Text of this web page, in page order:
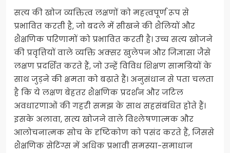
सत्य की खोज व्यक्तित्व लक्षणों को महत्वपूर्ण रूप से
प्रभावित करती है, जो बदले में सीखने की शैलियों और
शैक्षणिक परिणामों को प्रभावित करती है। उच्च सत्य खोजने
की प्रवृत्तियों वाले व्यक्ति अक्सर खुलेपन और जिज्ञासा जैसे
लक्षण प्रदर्शित करते हैं, जो उन्हें विविध शिक्षण सामग्रियों के
साथ जुड़ने की क्षमता को बढ़ाते हैं। अनुसंधान से पता चलता
है कि ये लक्षण बेहतर शैक्षणिक प्रदर्शन और जटिल
अवधारणाओं की गहरी समझ के साथ सहसंबंधित होते हैं।
इसके अलावा, सत्य खोजने वाले विश्लेषणात्मक और
आलोचनात्मक सोच के दृष्टिकोण को पसंद करते हैं, जिससे
शैक्षणिक सेटिंग्स में अधिक प्रभावी समस्या-समाधान